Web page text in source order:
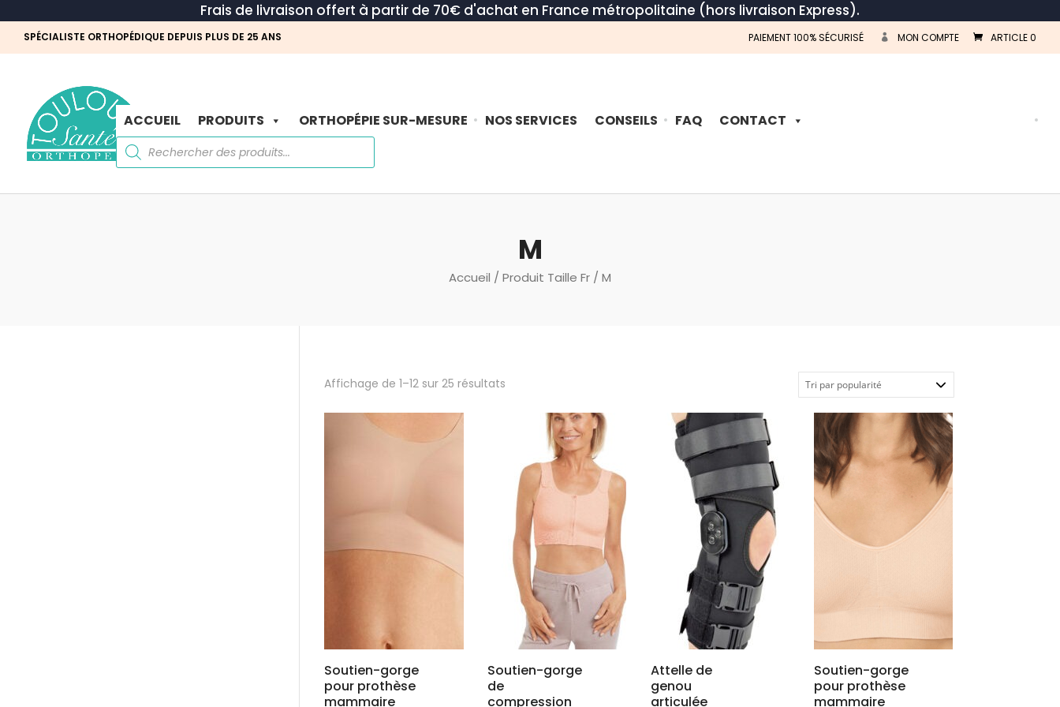
Frais de livraison offert à partir de 70€ d'achat en France métropolitaine (hors livraison Express).
SPÉCIALISTE ORTHOPÉDIQUE DEPUIS PLUS DE 25 ANS PAIEMENT 100% SÉCURISÉ MON COMPTE ARTICLE 0
ACCUEIL PRODUITS ORTHOPÉPIE SUR-MESURE NOS SERVICES CONSEILS FAQ CONTACT
Recherche
de
produits
Recherche
M
Accueil / Produit Taille Fr / M
Affichage de 1–12 sur 25 résultats
popularité
Soutien-gorge
pour prothèse
mammaire
Soutien-gorge
de
compression
Attelle de
genou
articulée
Soutien-gorge
pour prothèse
mammaire